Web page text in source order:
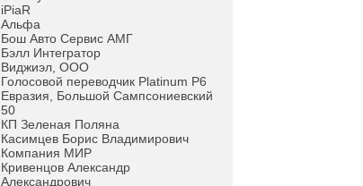
iPiaR
Альфа
Бош Авто Сервис АМГ
Бэлл Интегратор
Виджиэл, ООО
Голосовой переводчик Platinum P6
Евразия, Большой Сампсониевский
50
КП Зеленая Поляна
Касимцев Борис Владимирович
Компания МИР
Кривенцов Александр
Александрович